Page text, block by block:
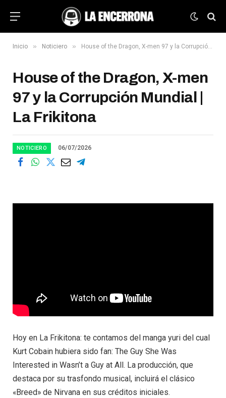
Inicio » Noticiero » House of the Dragon, X-men 97 y la Corrupción Mundial | La Frikitona
House of the Dragon, X-men
97 y la Corrupción Mundial |
La Frikitona
NOTICIERO 06/07/2026
Hoy en La Frikitona: te contamos del manga yuri del cual
Kurt Cobain hubiera sido fan: The Guy She Was
Interested in Wasn’t a Guy at All. La producción, que
destaca por su trasfondo musical, incluirá el clásico
«Breed» de Nirvana en sus créditos iniciales.